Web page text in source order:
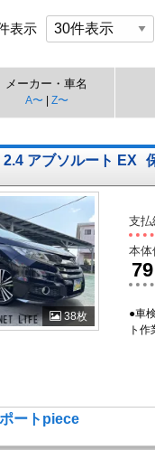
表示
メーカー・車名
A〜| Z〜
2.4 アブソルート EX
38枚
支払
本体
79
●車
ト
ートpiece